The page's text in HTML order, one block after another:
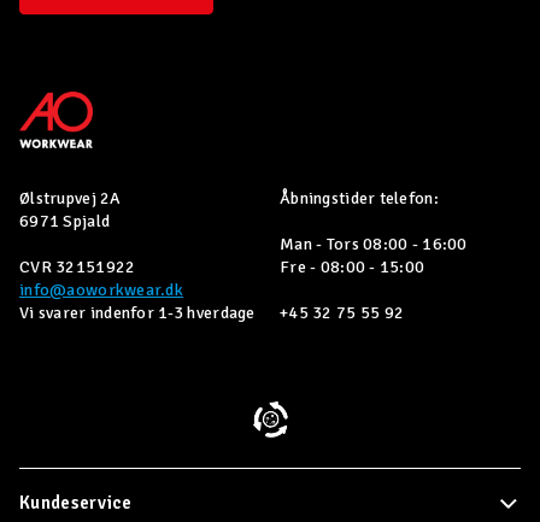
Ølstrupvej 2A
6971 Spjald
CVR 32151922
info@aoworkwear.dk
Vi svarer indenfor 1-3 hverdage
Åbningstider telefon:
Man - Tors 08:00 - 16:00
Fre - 08:00 - 15:00
+45 32 75 55 92
Kundeservice